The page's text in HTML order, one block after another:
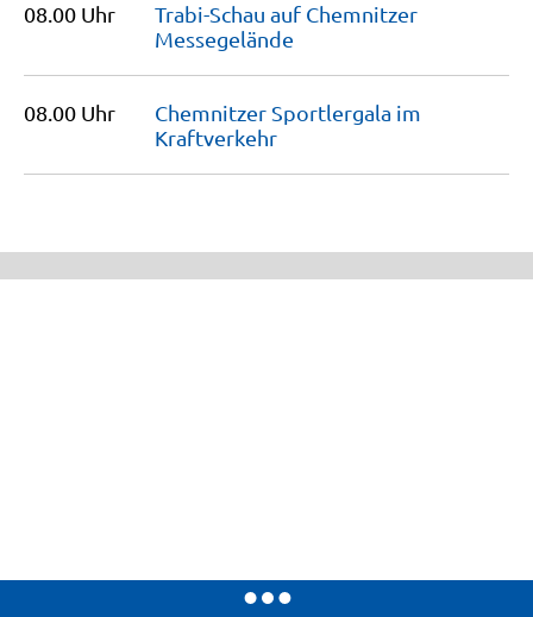
08.00 Uhr
Trabi-Schau auf Chemnitzer
Messegelände
08.00 Uhr
Chemnitzer Sportlergala im
Kraftverkehr